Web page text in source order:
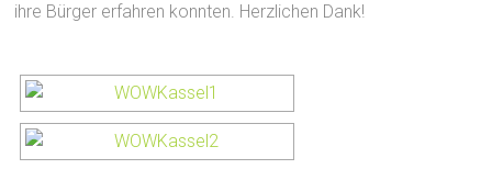
ihre Bürger erfahren konnten. Herzlichen Dank!